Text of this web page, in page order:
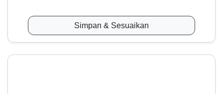
Simpan & Sesuaikan